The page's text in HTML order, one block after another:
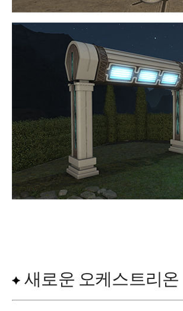
새로운 오케스트리